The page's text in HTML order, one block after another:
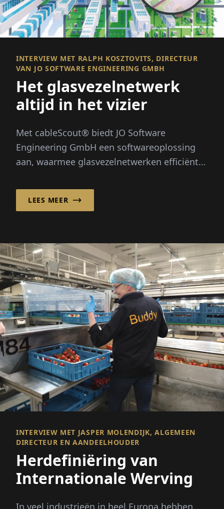
INTERVIEW MET RALPH KOSZTOVITS, DIRECTEUR
VAN JO SOFTWARE ENGINEERING GMBH
Het glasvezelnetwerk
altijd in het vizier
Met cableScout® biedt JO Software
Engineering GmbH een softwareoplossing
aan, waarmee glasvezelnetwerken efficiënt
uur per dag...
LEES MEER
INTERVIEW MET JASPER MOLENDIJK, ALGEMEEN
DIRECTEUR EN AANDEELHOUDER
Herdefiniëring van
Internationale Werving
In veel industrieën in heel Europa hebben